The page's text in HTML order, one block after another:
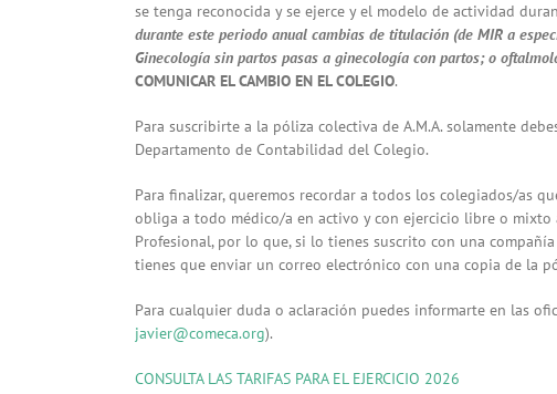
se tenga reconocida y se ejerce y el modelo de actividad
durante este periodo anual cambias de titulación (de MIR a
Ginecología sin partos pasas a ginecología con partos; o
COMUNICAR EL CAMBIO EN EL COLEGIO.
Para suscribirte a la póliza colectiva de A.M.A. solamente
Departamento de Contabilidad del Colegio.
Para finalizar, queremos recordar a todos los colegiados/as
obliga a todo médico/a en activo y con ejercicio libre o
Profesional, por lo que, si lo tienes suscrito con una
tienes que enviar un correo electrónico con una copia de la
Para cualquier duda o aclaración puedes informarte en las
javier@comeca.org).
CONSULTA LAS TARIFAS PARA EL EJERCICIO 2026